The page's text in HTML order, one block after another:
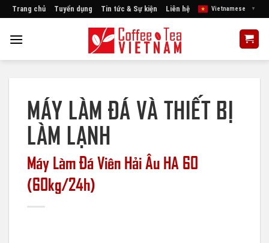
Skip
content
Trang chủ Tuyển dụng Tin tức & Sự kiện Liên hệ Vietnamese ▼
MÁY LÀM ĐÁ VÀ THIẾT BỊ
LÀM LẠNH
Máy Làm Đá Viên Hải Âu HA 60
(60kg/24h)